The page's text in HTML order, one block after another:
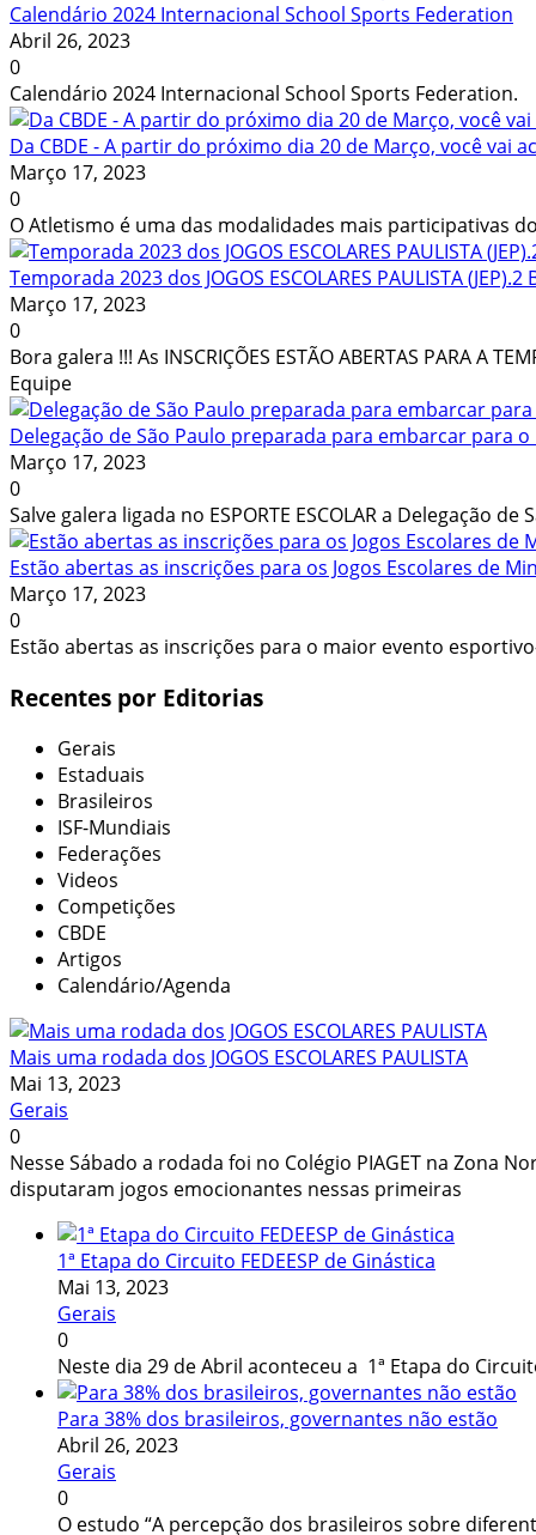
Calendário 2024 Internacional School Sports Federation
Abril 26, 2023
0
Calendário 2024 Internacional School Sports Federation.
Da CBDE - A partir do próximo dia 20 de Março, você vai
Março 17, 2023
0
O Atletismo é uma das modalidades mais participativas
Temporada 2023 dos JOGOS ESCOLARES PAULISTA
Março 17, 2023
0
Bora galera !!! As INSCRIÇÕES ESTÃO ABERTAS PARA A
Equipe
Delegação de São Paulo preparada para embarcar para o IV
Março 17, 2023
0
Salve galera ligada no ESPORTE ESCOLAR a Delegação
Estão abertas as inscrições para os Jogos Escolares de
Março 17, 2023
0
Estão abertas as inscrições para o maior evento
Recentes por Editorias
Gerais
Estaduais
Brasileiros
ISF-Mundiais
Federações
Videos
Competições
CBDE
Artigos
Calendário/Agenda
Mais uma rodada dos JOGOS ESCOLARES PAULISTA
Mai 13, 2023
Gerais
0
Nesse Sábado a rodada foi no Colégio PIAGET na Zona
disputaram jogos emocionantes nessas primeiras
1ª Etapa do Circuito FEDEESP de Ginástica
Mai 13, 2023
Gerais
0
Neste dia 29 de Abril aconteceu a 1ª Etapa do
Para 38% dos brasileiros, governantes não estão
Abril 26, 2023
Gerais
0
O estudo “A percepção dos brasileiros sobre